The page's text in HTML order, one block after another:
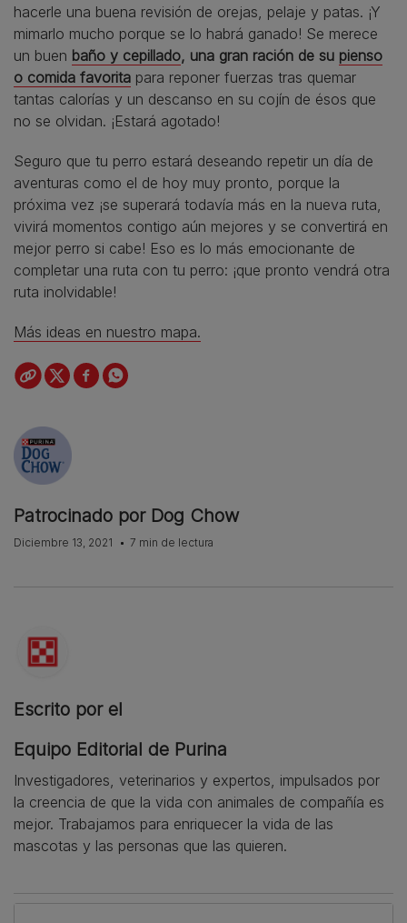
hacerle una buena revisión de orejas, pelaje y patas. ¡Y
mimarlo mucho porque se lo habrá ganado! Se merece
un buen baño y cepillado, una gran ración de su pienso
o comida favorita para reponer fuerzas tras quemar
tantas calorías y un descanso en su cojín de ésos que
no se olvidan. ¡Estará agotado!
Seguro que tu perro estará deseando repetir un día de
aventuras como el de hoy muy pronto, porque la
próxima vez ¡se superará todavía más en la nueva ruta,
vivirá momentos contigo aún mejores y se convertirá en
mejor perro si cabe! Eso es lo más emocionante de
completar una ruta con tu perro: ¡que pronto vendrá otra
ruta inolvidable!
Más ideas en nuestro mapa.
Patrocinado por Dog Chow
Diciembre 13, 2021 7 min de lectura
Escrito por el
Equipo Editorial de Purina
Investigadores, veterinarios y expertos, impulsados por
la creencia de que la vida con animales de compañía es
mejor. Trabajamos para enriquecer la vida de las
mascotas y las personas que las quieren.